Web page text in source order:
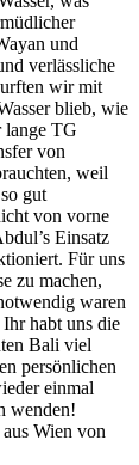
und
verlässliche
wir mit
blieb, wie
lange TG
von
weil
gut
von vorne
Einsatz
Für uns
zu machen,
waren
habt uns die
Bali viel
persönlichen
einmal
wenden!
Wien von